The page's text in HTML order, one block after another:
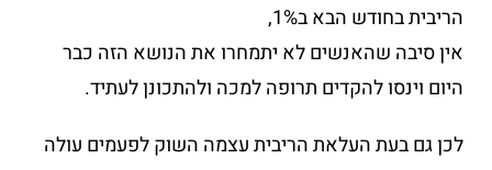
הריבית בחודש הבא ב1%,
אין סיבה שהאנשים לא יתמחרו את הנושא הזה כבר
היום וינסו להקדים תרופה למכה ולהתכונן לעתיד.
לכן גם בעת העלאת הריבית עצמה השוק לפעמים עולה